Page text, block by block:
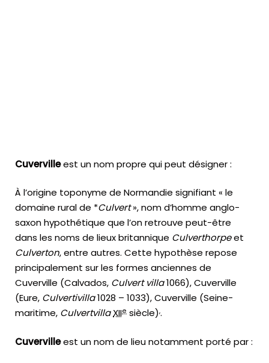
Cuvervilleest un nom propre qui peut désigner :
À l’origine toponyme de Normandie signifiant « le
domaine rural de *Culvert», nom d’homme anglo-
saxon hypothétique que l’on retrouve peut-être
dans les noms de lieux britannique Culverthorpeet
Culverton, entre autres. Cette hypothèse repose
principalement sur les formes anciennes de
Cuverville (Calvados, Culvert villa1066), Cuverville
(Eure, Culvertivilla1028 – 1033), Cuverville (Seine-
maritime, Culvertvilla XIIe siècle),.
Cuvervilleest un nom de lieu notamment porté par :